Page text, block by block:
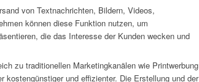
von Textnachrichten, Bildern, Videos,
können diese Funktion nutzen, um
die das Interesse der Kunden wecken und
zu traditionellen Marketingkanälen wie Printwerbung
kostengünstiger und effizienter. Die Erstellung und der